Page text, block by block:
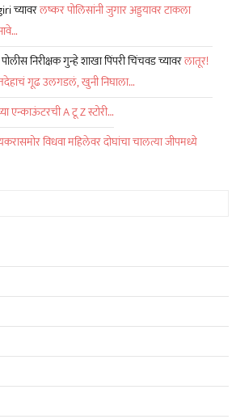
च्यावरलष्कर पोलिसांनी जुगार अड्डयावर टाकला
निरीक्षक गुन्हे शाखा पिंपरी चिंचवडच्यावरलातूर!
गूढ उलगडलं, खुनी निघाला…
एन्काऊंटरची A टू Z स्टोरी…
विधवा महिलेवर दोघांचा चालत्या जीपमध्ये